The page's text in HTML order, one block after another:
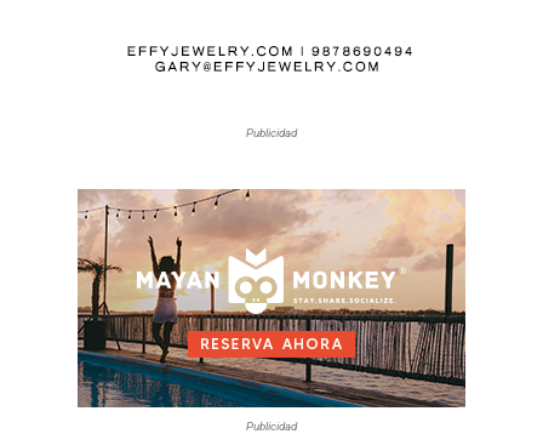
Publicidad
Publicidad